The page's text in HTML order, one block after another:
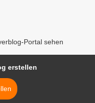
Portal sehen
erstellen